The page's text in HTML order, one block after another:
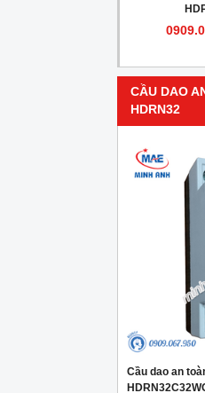
CẦU DAO
HDRN32
Cầu dao an